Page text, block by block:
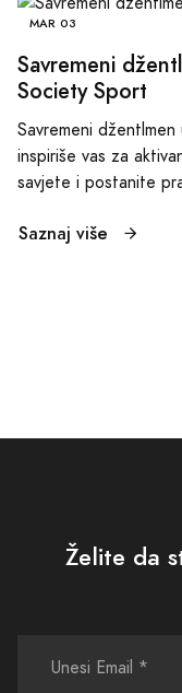
MAR 03
Savremeni
Society Sport
Savremeni
inspiriše vas za
savjete i postanite
Saznaj više
Želite da